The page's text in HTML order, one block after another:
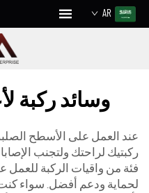
AR
وسائد ركبة
عند العمل على الأسطح
فئة من واقيات الركبة للعمل
لحماية ودعم أفضل. سواء